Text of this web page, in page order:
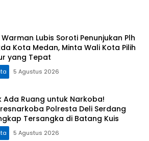
Lubis Soroti Penunjukan Plh
Kota Medan, Minta Wali Kota Pilih
yang Tepat
5 Agustus 2026
Ada Ruang untuk Narkoba!
Polresta Deli Serdang
Tersangka di Batang Kuis
5 Agustus 2026